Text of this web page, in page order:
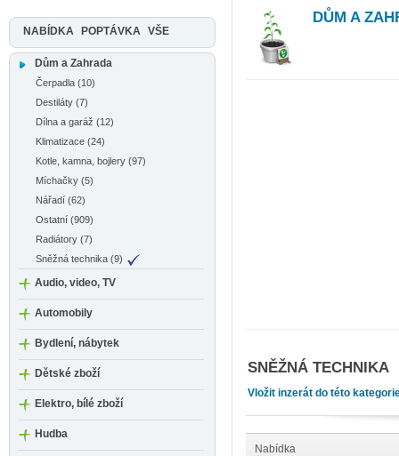
NABÍDKA POPTÁVKA VŠE
Dům a Zahrada
Čerpadla (10)
Destiláty (7)
Dílna a garáž (12)
Klimatizace (24)
Kotle, kamna, bojlery (97)
Míchačky (5)
Nářadí (62)
Ostatní (909)
Radiátory (7)
Sněžná technika (9)
Audio, video, TV
Automobily
Bydlení, nábytek
Dětské zboží
Elektro, bílé zboží
Hudba
DŮM A
SNĚŽNÁ TECHNIKA
Vložit inzerát do této
Nabídka